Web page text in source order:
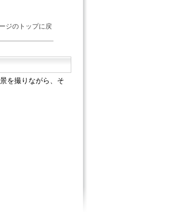
ジのトップに戻
を撮りながら、そ